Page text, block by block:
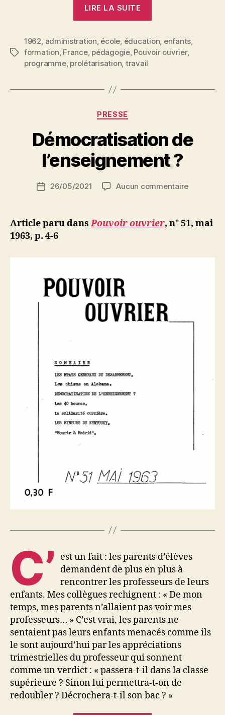
LIRE LA SUITE
des
professeurs »
Étiquettes
1962, administration, école, éducation, enfants,
formation, France, pédagogie, Pouvoir ouvrier,
programme, prolétarisation, travail
Catégories
PRESSE
Démocratisation de
l’enseignement ?
de
a
N
ji
b
Date26/05/2021 Aucun commentairesur
?
Article paru dansPouvoir ouvrier, n° 51, mai
1963, p. 4-6
C’
est un fait : les parents d’élèves
demandent de plus en plus à
rencontrer les professeurs de leurs
enfants. Mes collègues rechignent : « De mon
temps, mes parents n’allaient pas voir mes
professeurs… » C’est vrai, les parents ne
sentaient pas leurs enfants menacés comme ils
le sont aujourd’hui par les appréciations
trimestrielles du professeur qui sonnent
comme un verdict : « passera-t-il dans la classe
supérieure ? Sinon lui permettra-t-on de
redoubler ? Décrochera-t-il son bac ? »